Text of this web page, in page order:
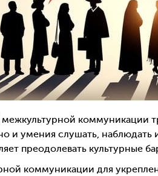
коммуникации
и умения слушать,
преодолевать культурные
коммуникации для